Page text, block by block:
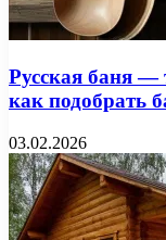
Русская баня —
как подобрать
03.02.2026